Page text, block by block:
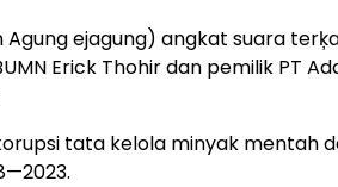
Agung ejagung) angkat suara
Erick Thohir dan pemilik PT
tata kelola minyak mentah